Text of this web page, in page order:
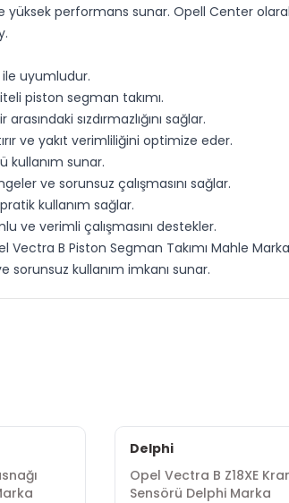
performans sunar. Opell Center
uyumludur.
piston segman takımı.
sızdırmazlığını sağlar.
ve yakıt verimliliğini optimize eder.
kullanım sunar.
ve sorunsuz çalışmasını sağlar.
kullanım sağlar.
ve verimli çalışmasını destekler.
B Piston Segman Takımı Mahle
sorunsuz kullanım imkanı sunar.
Delphi
Opel Vectra B Z18XE
Sensörü Delphi Marka